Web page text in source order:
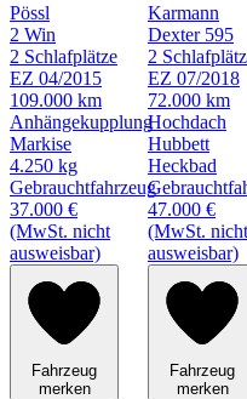
Pössl
2 Win
2 Schlafplätze
EZ 04/2015
109.000 km
Anhängekupplung
Markise
4.250 kg
Gebrauchtfahrzeug
37.000 €
(MwSt. nicht
ausweisbar)
Fahrzeug
merken
Karmann
Dexter 595
2
EZ 07/2018
72.000 km
Hochdach
Hubbett
Heckbad
47.000 €
(MwSt. nicht
ausweisbar)
Fahrzeug
merken